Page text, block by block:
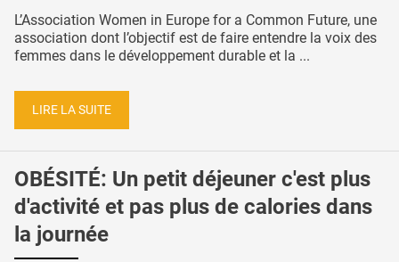
L’Association Women in Europe for a Common Future, une
association dont l’objectif est de faire entendre la voix des
femmes dans le développement durable et la ...
LIRE LA SUITE
OBÉSITÉ: Un petit déjeuner c'est plus
d'activité et pas plus de calories dans
la journée